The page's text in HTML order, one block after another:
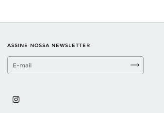
ASSINE NOSSA NEWSLETTER